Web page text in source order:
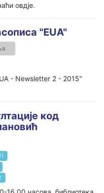
овдје.
"EUA"
- Newsletter 2 - 2015"
код